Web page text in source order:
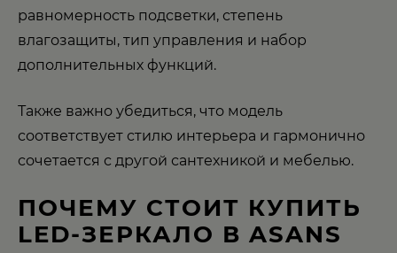
равномерность подсветки, степень
влагозащиты, тип управления и набор
дополнительных функций.
Также важно убедиться, что модель
соответствует стилю интерьера и гармонично
сочетается с другой сантехникой и мебелью.
ПОЧЕМУ СТОИТ КУПИТЬ
LED-ЗЕРКАЛО В ASANS